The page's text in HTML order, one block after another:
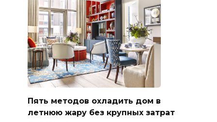
Пять методов охладить дом в
летнюю жару без крупных затрат